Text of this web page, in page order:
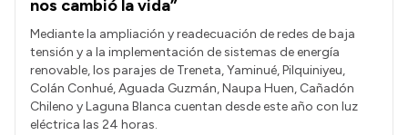
nos cambió la vida”
Mediante la ampliación y readecuación de redes de baja
tensión y a la implementación de sistemas de energía
renovable, los parajes de Treneta, Yaminué, Pilquiniyeu,
Colán Conhué, Aguada Guzmán, Naupa Huen, Cañadón
Chileno y Laguna Blanca cuentan desde este año con luz
eléctrica las 24 horas.